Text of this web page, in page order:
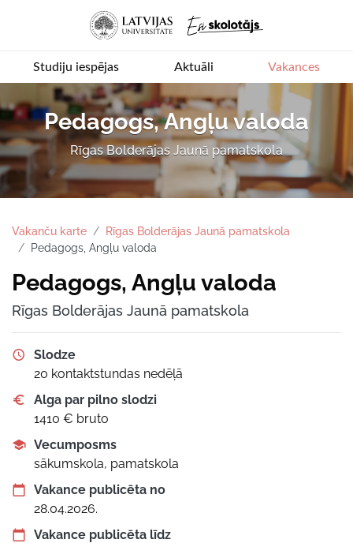
Studiju iespējas Aktuāli Vakances
Pedagogs, Angļu valoda
Rīgas Bolderājas Jaunā pamatskola
Vakanču karte
Rīgas Bolderājas Jaunā pamatskola
Pedagogs, Angļu valoda
Pedagogs, Angļu valoda
Rīgas Bolderājas Jaunā pamatskola
Slodze
20 kontaktstundas nedēļā
Alga par pilno slodzi
1410 € bruto
Vecumposms
sākumskola, pamatskola
Vakance publicēta no
28.04.2026.
Vakance publicēta līdz